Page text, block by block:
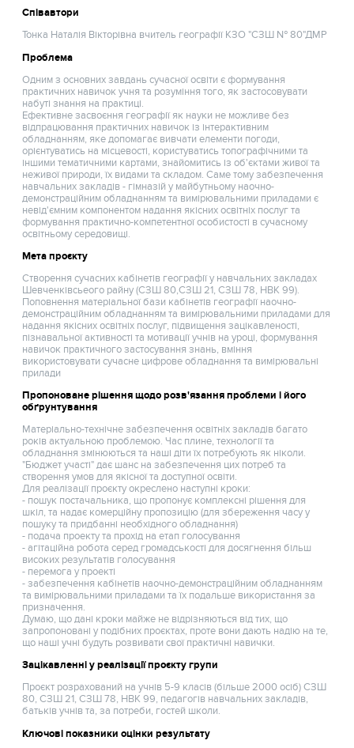
Співавтори
Тонка Наталія Вікторівна вчитель географії КЗО "СЗШ № 80"ДМР
Проблема
Одним з основних завдань сучасної освіти є формування
практичних навичок учня та розуміння того, як застосовувати
набуті знання на практиці.
Ефективне засвоєння географії як науки не можливе без
відпрацювання практичних навичок із інтерактивним
обладнанням, яке допомагає вивчати елементи погоди,
орієнтуватись на місцевості, користуватись топографічними та
іншими тематичними картами, знайомитись із об'єктами живої та
неживої природи, їх видами та складом. Саме тому забезпечення
навчальних закладів - гімназій у майбутньому наочно-
демонстраційним обладнанням та вимірювальними приладами є
невід'ємним компонентом надання якісних освітніх послуг та
формування практично-компетентної особистості в сучасному
освітньому середовищі.
Мета проєкту
Створення сучасних кабінетів географії у навчальних закладах
Шевченківсьеого райну (СЗШ 80,СЗШ 21, СЗШ 78, НВК 99).
Поповнення матеріальної бази кабінетів географії наочно-
демонстраційним обладнанням та вимірювальними приладами для
надання якісних освітніх послуг, підвищення зацікавленості,
пізнавальної активності та мотивації учнів на уроці, формування
навичок практичного застосування знань, вміння
використовувати сучасне цифрове обладнання та вимірювальні
прилади
Пропоноване рішення щодо розв'язання проблеми і його
обґрунтування
Матеріально-технічне забезпечення освітніх закладів багато
років актуальною проблемою. Час плине, технології та
обладнання змінюються та наші діти їх потребують як ніколи.
"Бюджет участі" дає шанс на забезпечення цих потреб та
створення умов для якісної та доступної освіти.
Для реалізації проєкту окреслено наступні кроки:
- пошук постачальника, що пропонує комплексні рішення для
шкіл, та надає комерційну пропозицію (для збереження часу у
пошуку та придбанні необхідного обладнання)
- подача проекту та прохід на етап голосування
- агітаційна робота серед громадськості для досягнення більш
високих результатів голосування
- перемога у проекті
- забезпечення кабінетів наочно-демонстраційним обладнанням
та вимірювальними приладами та їх подальше використання за
призначення.
Думаю, що дані кроки майже не відрізняються від тих, що
запропоновані у подібних проєктах, проте вони дають надію на те,
що наші учні будуть розвивати свої практичні навички.
Зацікавленні у реалізації проєкту групи
Проєкт розрахований на учнів 5-9 класів (більше 2000 осіб) СЗШ
80, СЗШ 21, СЗШ 78, НВК 99, педагогів навчальних закладів,
батьків учнів та, за потреби, гостей школи.
Ключові показники оцінки результату